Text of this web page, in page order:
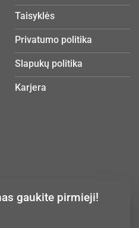
Taisyklės
Privatumo politika
Slapukų politika
Karjera
gaukite pirmieji!